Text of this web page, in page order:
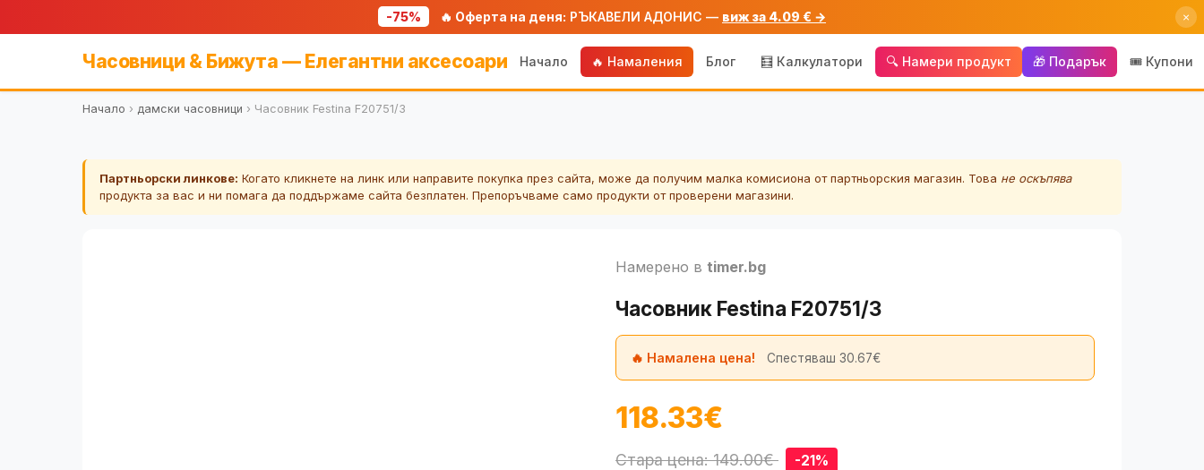
-75% 🔥 Оферта на деня: РЪКАВЕЛИ АДОНИС — виж за 4.09 € → ×
Часовници & Бижута — Елегантни аксесоари Начало 🔥 Намаления Блог 🧮 Калкулатори 🔍 Намери продукт 🎁 Подарък 🎟️ Купони
Начало › дамски часовници › Часовник Festina F20751/3
Партньорски линкове: Когато кликнете на линк или направите покупка през сайта, може да получим малка комисиона от партньорския магазин. Това не оскъпява
продукта за вас и ни помага да поддържаме сайта безплатен. Препоръчваме само продукти от проверени магазини.
Намерено в timer.bg
Часовник Festina F20751/3
🔥 Намалена цена! Спестяваш 30.67€
118.33€
Стара цена: 149.00€ -21%